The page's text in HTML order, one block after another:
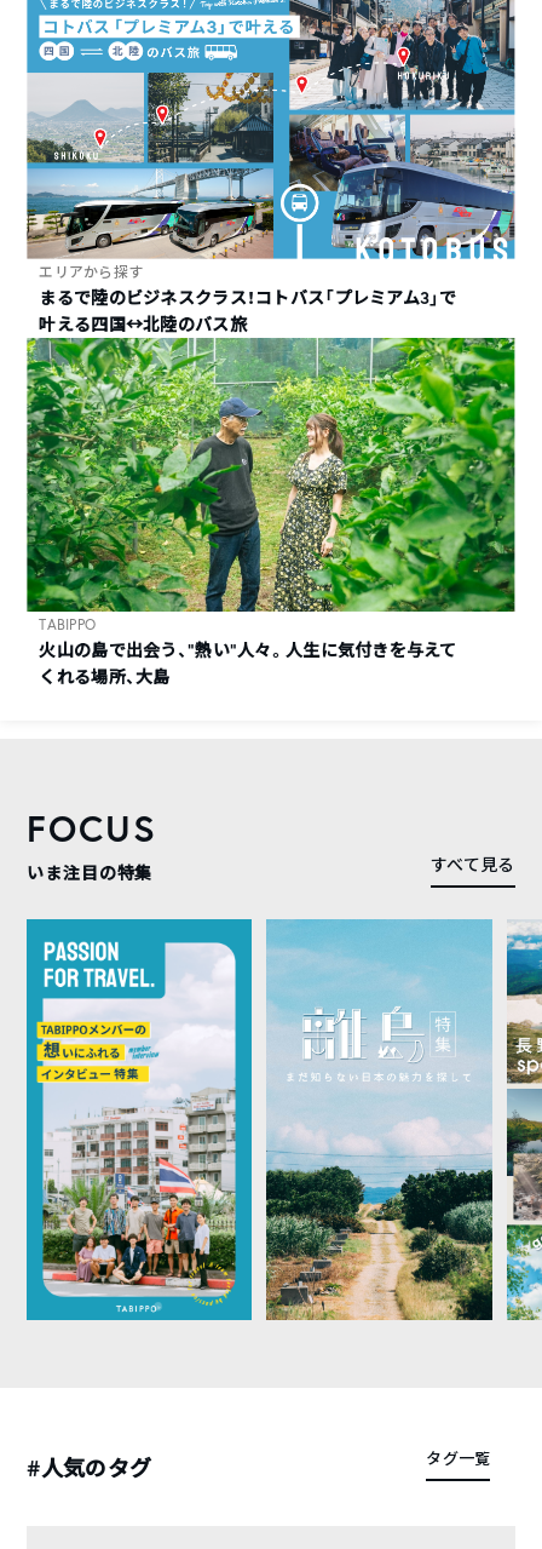
エリアから探す
まるで陸のビジネスクラス！コトバス「プレミアム3」で
叶える四国↔︎北陸のバス旅
TABIPPO
火山の島で出会う、“熱い“人々。人生に気付きを与えて
くれる場所、大島
FOCUS
いま注目の特集 すべて見る
#人気のタグ タグ一覧